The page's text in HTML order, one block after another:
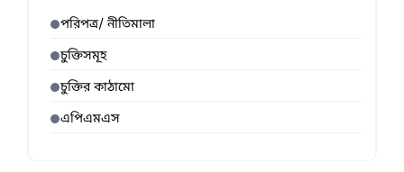
পরিপত্র/ নীতিমালা
চুক্তিসমূহ
চুক্তির কাঠামো
এপিএমএস